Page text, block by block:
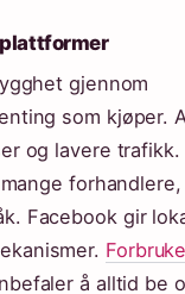
plattformer
gjennom
som kjøper.
og lavere trafikk.
Facebook gir
å alltid be